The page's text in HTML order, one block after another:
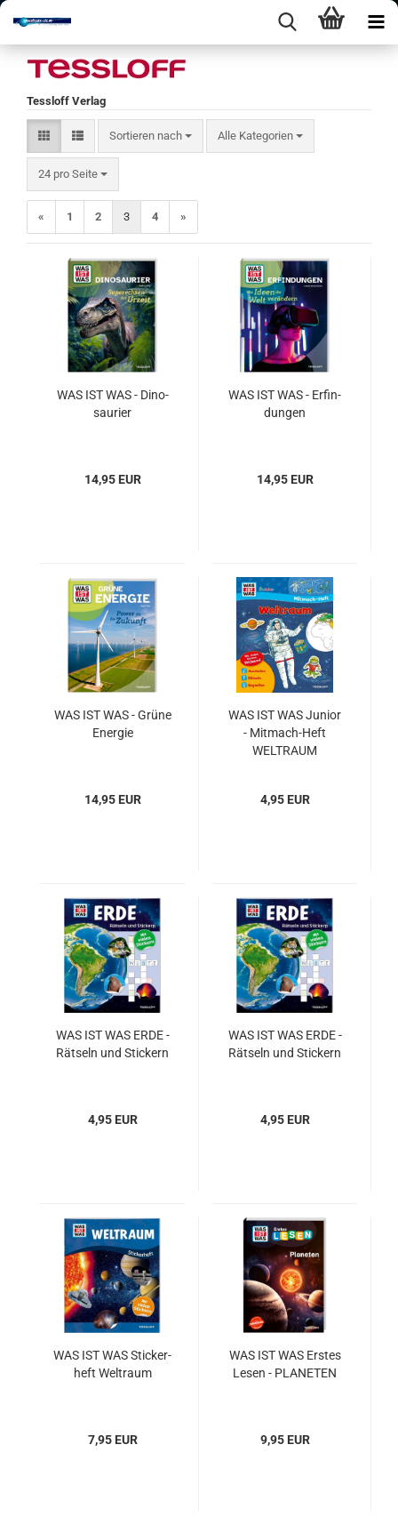
Tessloff Verlag
Sortieren nach
Sortieren nach Alle Kategorien
24 pro Seite
pro Seite
« 1 2 3 4 »
WAS IST WAS - Di­no­
sau­ri­er
14,95 EUR
WAS IST WAS - Er­fin­
dun­gen
14,95 EUR
WAS IST WAS - Grüne
En­er­gie
14,95 EUR
WAS IST WAS Ju­ni­or
- Mitmach-​​Heft
WELT­RAUM
4,95 EUR
WAS IST WAS ERDE -
Rät­seln und Sti­ckern
4,95 EUR
WAS IST WAS ERDE -
Rät­seln und Sti­ckern
4,95 EUR
WAS IST WAS Sti­cker­
heft Welt­raum
7,95 EUR
WAS IST WAS Ers­tes
Lesen - PLA­NE­TEN
9,95 EUR